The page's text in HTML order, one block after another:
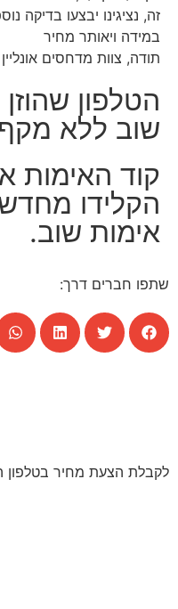
זה, נציגינו יבצעו בדיקה
במידה ויאותר מחיר
תודה, צוות מדחסים אונליין
הטלפון
שוב ללא מקף
קוד האימות
הקלידו
אימות שוב.
שתפו חברים דרך:
לקבלת הצעת מחיר בטלפון